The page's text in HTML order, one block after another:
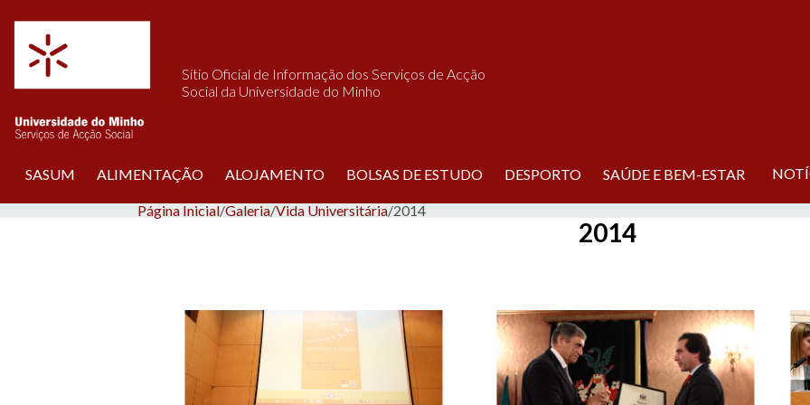
Sítio Oficial de Informação dos Serviços de Acção
Social da Universidade do Minho
SASUM ALIMENTAÇÃO ALOJAMENTO BOLSAS DE ESTUDO DESPORTO SAÚDE E BEM-ESTAR
Página Inicial/Galeria/Vida Universitária/2014
2014